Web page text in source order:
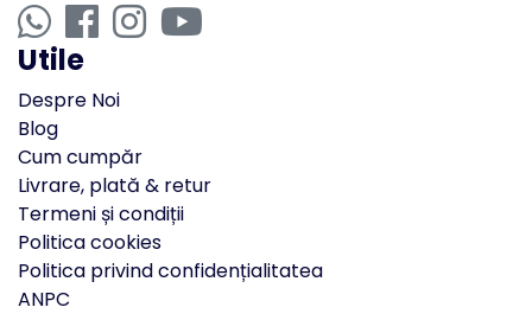
Utile
Despre Noi
Blog
Cum cumpăr
Livrare, plată & retur
Termeni și condiții
Politica cookies
Politica privind confidențialitatea
ANPC